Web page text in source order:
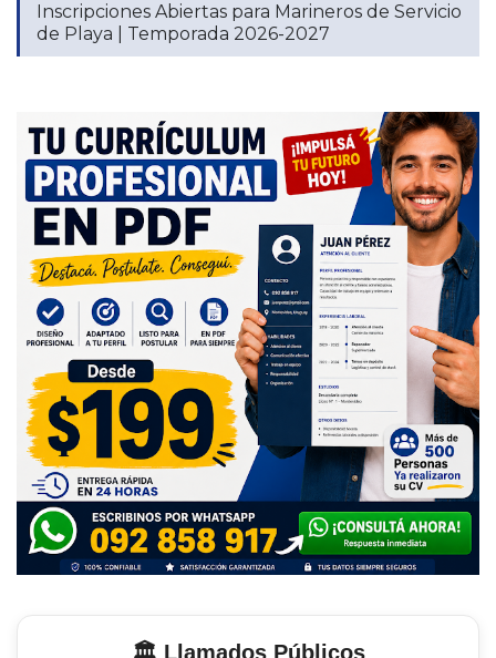
Inscripciones Abiertas para Marineros de Servicio
de Playa | Temporada 2026-2027
🏛️ Llamados Públicos